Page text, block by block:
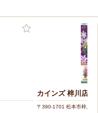
カインズ 梓川店
〒390-1701 松本市梓川倭